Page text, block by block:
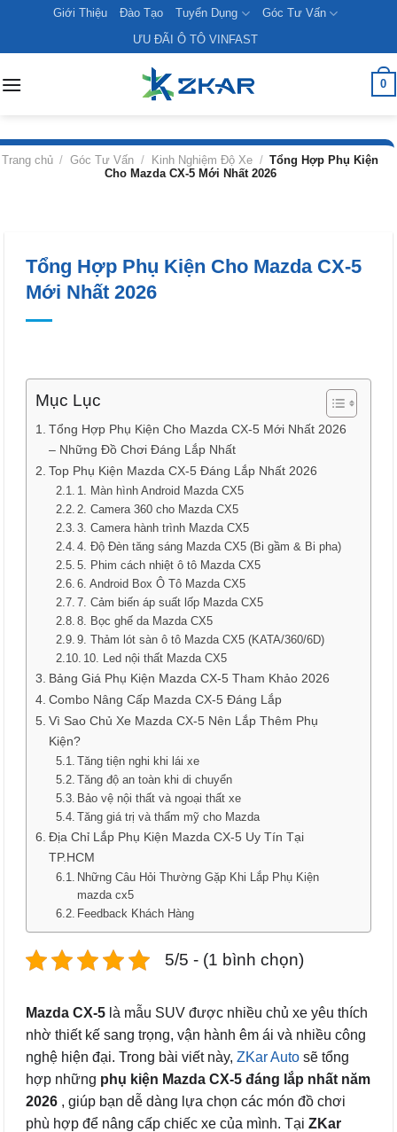
content
Giới Thiệu Đào Tạo Tuyển Dụng
Góc Tư Vấn
ƯU ĐÃI Ô TÔ VINFAST
0
Trang chủ / Góc Tư Vấn / Kinh Nghiệm Độ Xe / Tổng Hợp Phụ Kiện
Cho Mazda CX-5 Mới Nhất 2026
Tổng Hợp Phụ Kiện Cho Mazda CX-5
Mới Nhất 2026
Mục Lục
Tổng Hợp Phụ Kiện Cho Mazda CX-5 Mới Nhất 2026
– Những Đồ Chơi Đáng Lắp Nhất
Top Phụ Kiện Mazda CX-5 Đáng Lắp Nhất 2026
1. Màn hình Android Mazda CX5
2. Camera 360 cho Mazda CX5
3. Camera hành trình Mazda CX5
4. Độ Đèn tăng sáng Mazda CX5 (Bi gầm & Bi pha)
5. Phim cách nhiệt ô tô Mazda CX5
6. Android Box Ô Tô Mazda CX5
7. Cảm biến áp suất lốp Mazda CX5
8. Bọc ghế da Mazda CX5
9. Thảm lót sàn ô tô Mazda CX5 (KATA/360/6D)
10. Led nội thất Mazda CX5
Bảng Giá Phụ Kiện Mazda CX-5 Tham Khảo 2026
Combo Nâng Cấp Mazda CX-5 Đáng Lắp
Vì Sao Chủ Xe Mazda CX-5 Nên Lắp Thêm Phụ
Kiện?
Tăng tiện nghi khi lái xe
Tăng độ an toàn khi di chuyển
Bảo vệ nội thất và ngoại thất xe
Tăng giá trị và thẩm mỹ cho Mazda
Địa Chỉ Lắp Phụ Kiện Mazda CX-5 Uy Tín Tại
TP.HCM
Những Câu Hỏi Thường Gặp Khi Lắp Phụ Kiện
mazda cx5
Feedback Khách Hàng
5/5 - (1 bình chọn)
Mazda CX-5 là mẫu SUV được nhiều chủ xe yêu thích
nhờ thiết kế sang trọng, vận hành êm ái và nhiều công
nghệ hiện đại. Trong bài viết này, ZKar Auto sẽ tổng
hợp những phụ kiện Mazda CX-5 đáng lắp nhất năm
2026 , giúp bạn dễ dàng lựa chọn các món đồ chơi
phù hợp để nâng cấp chiếc xe của mình. Tại ZKar